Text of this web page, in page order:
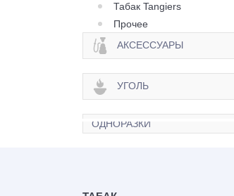
Табак Tangiers
Прочее
АКСЕССУАРЫ
УГОЛЬ
ОДНОРАЗКИ
Клубника) - 100 грамм
350 грн.